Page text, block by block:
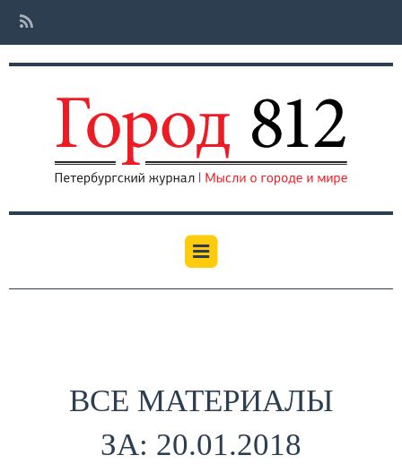
ВСЕ МАТЕРИАЛЫ
ЗА: 20.01.2018